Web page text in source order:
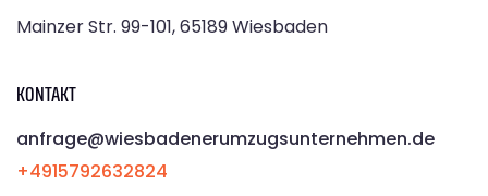
Mainzer Str. 99-101, 65189 Wiesbaden
KONTAKT
anfrage@wiesbadenerumzugsunternehmen.de
+4915792632824